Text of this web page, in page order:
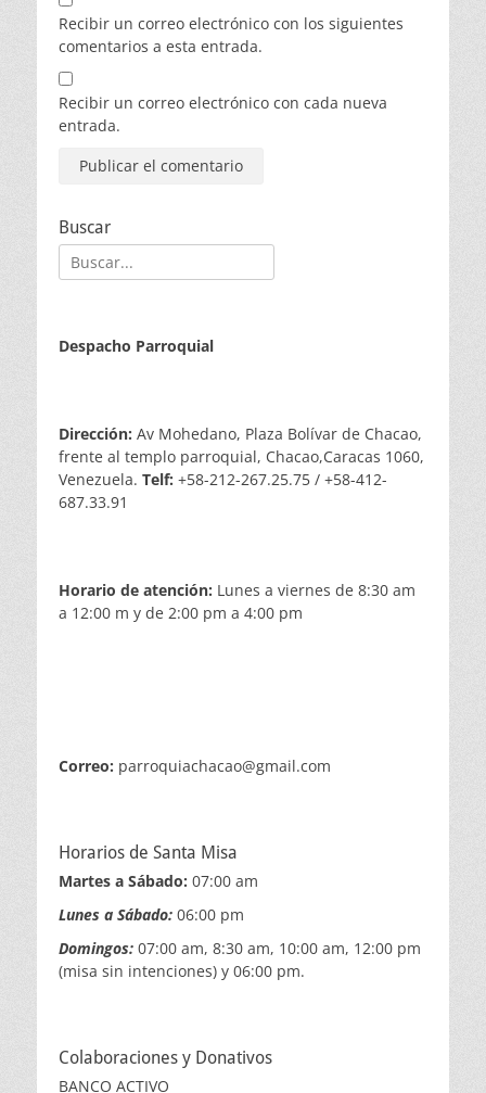
Recibir un correo electrónico con los siguientes
comentarios a esta entrada.
Recibir un correo electrónico con cada nueva
entrada.
Buscar
Buscar:
Despacho Parroquial
Dirección: Av Mohedano, Plaza Bolívar de Chacao,
frente al templo parroquial, Chacao,Caracas 1060,
Venezuela. Telf: +58-212-267.25.75 / +58-412-
687.33.91
Horario de atención: Lunes a viernes de 8:30 am
a 12:00 m y de 2:00 pm a 4:00 pm
Correo: parroquiachacao@gmail.com
Horarios de Santa Misa
Martes a Sábado: 07:00 am
Lunes a Sábado: 06:00 pm
Domingos: 07:00 am, 8:30 am, 10:00 am, 12:00 pm
(misa sin intenciones) y 06:00 pm.
Colaboraciones y Donativos
BANCO ACTIVO